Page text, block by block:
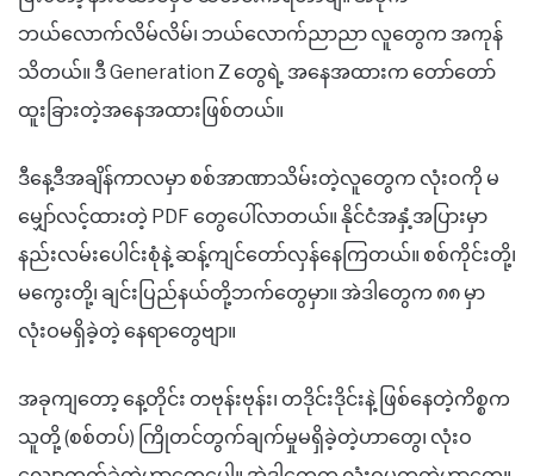
ဘယ်လောက်လိမ်လိမ်၊ ဘယ်လောက်ညာညာ လူတွေက အကုန်
သိတယ်။ ဒီ Generation Z တွေရဲ့ အနေအထားက တော်တော်
ထူးခြားတဲ့အနေအထားဖြစ်တယ်။
ဒီနေ့ဒီအချိန်ကာလမှာ စစ်အာဏာသိမ်းတဲ့လူတွေက လုံးဝကို မ
မျှော်လင့်ထားတဲ့ PDF တွေပေါ်လာတယ်။ နိုင်ငံအနှံ့အပြားမှာ
နည်းလမ်းပေါင်းစုံနဲ့ ဆန့်ကျင်တော်လှန်နေကြတယ်။ စစ်ကိုင်းတို့၊
မကွေးတို့၊ ချင်းပြည်နယ်တို့ဘက်တွေမှာ။ အဲဒါတွေက ၈၈ မှာ
လုံးဝမရှိခဲ့တဲ့ နေရာတွေဗျာ။
အခုကျတော့ နေ့တိုင်း တဗုန်းဗုန်း၊ တဒိုင်းဒိုင်းနဲ့ ဖြစ်နေတဲ့ကိစ္စက
သူတို့ (စစ်တပ်) ကြိုတင်တွက်ချက်မှုမရှိခဲ့တဲ့ဟာတွေ၊ လုံးဝ